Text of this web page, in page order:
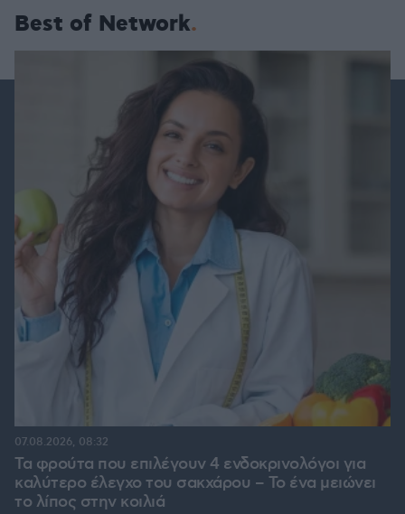
Best of Network
Τα φρούτα που επιλέγουν 4 ενδοκρινολόγοι για
καλύτερο έλεγχο του σακχάρου – Το ένα μειώνει
το λίπος στην κοιλιά
07.08.2026, 08:32